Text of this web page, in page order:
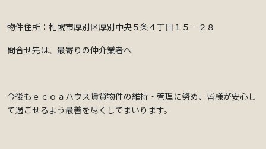
物件住所：札幌市厚別区厚別中央５条４丁目１５－２８
問合せ先は、最寄りの仲介業者へ
今後もｅｃｏａハウス賃貸物件の維持・管理に努め、皆様が安心し
て過ごせるよう最善を尽くしてまいります。